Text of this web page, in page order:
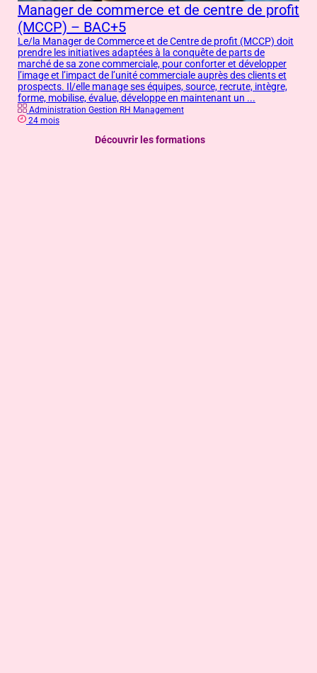
Manager de commerce et de centre de profit
(MCCP) – BAC+5
Le/la Manager de Commerce et de Centre de profit (MCCP) doit
prendre les initiatives adaptées à la conquête de parts de
marché de sa zone commerciale, pour conforter et développer
l’image et l’impact de l’unité commerciale auprès des clients et
prospects. Il/elle manage ses équipes, source, recrute, intègre,
forme, mobilise, évalue, développe en maintenant un ...
Administration Gestion RH Management
24 mois
Découvrir les formations